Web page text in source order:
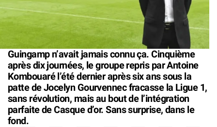
Guingamp n’avait jamais connu ça. Cinquième
après dix journées, le groupe repris par Antoine
Kombouaré l’été dernier après six ans sous la
patte de Jocelyn Gourvennec fracasse la Ligue 1,
sans révolution, mais au bout de l’intégration
parfaite de Casque d’or. Sans surprise, dans le
fond.